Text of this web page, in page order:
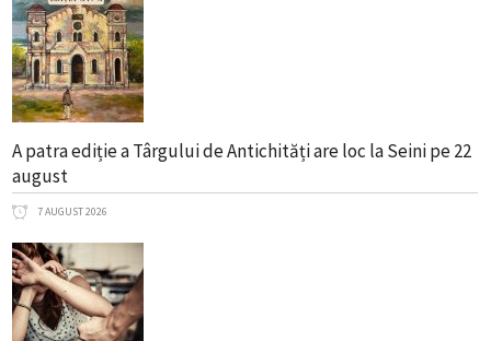
A patra ediție a Târgului de Antichități are loc la Seini pe 22
august
7 AUGUST 2026